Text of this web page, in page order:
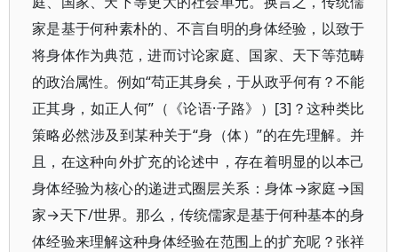
家是基于何种素朴的、不言自明的身体经验，以致于
将身体作为典范，进而讨论家庭、国家、天下等范畴
的政治属性。例如“苟正其身矣，于从政乎何有？不能
正其身，如正人何”（《论语·子路》）[3]？这种类比
策略必然涉及到某种关于“身（体）”的在先理解。并
且，在这种向外扩充的论述中，存在着明显的以本己
身体经验为核心的递进式圈层关系：身体→家庭→国
家→天下/世界。那么，传统儒家是基于何种基本的身
体经验来理解这种身体经验在范围上的扩充呢？张祥